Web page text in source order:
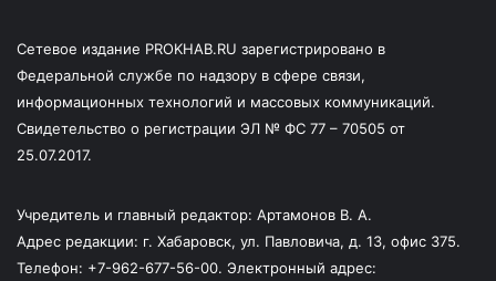
Сетевое издание PROKHAB.RU зарегистрировано в
Федеральной службе по надзору в сфере связи,
информационных технологий и массовых коммуникаций.
Свидетельство о регистрации ЭЛ № ФС 77 – 70505 от
25.07.2017.
Учредитель и главный редактор: Артамонов В. А.
Адрес редакции: г. Хабаровск, ул. Павловича, д. 13, офис 375.
Телефон: +7-962-677-56-00. Электронный адрес: